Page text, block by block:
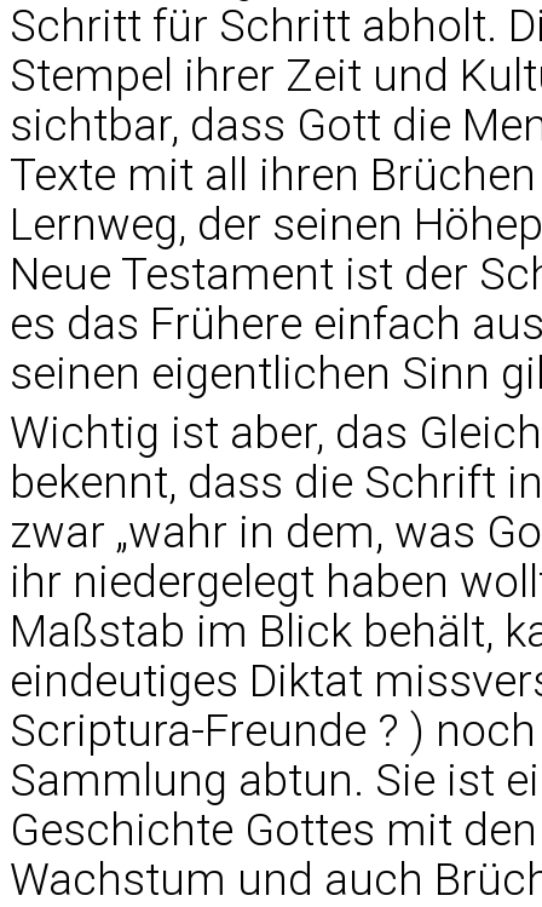
Schritt für Schritt abholt.
Stempel ihrer Zeit und
sichtbar, dass Gott die
Texte mit all ihren
Lernweg, der seinen
Neue Testament ist der
es das Frühere einfach
seinen eigentlichen Sinn
Wichtig ist aber, das
bekennt, dass die Schrift
zwar „wahr in dem, was
ihr niedergelegt haben
Maßstab im Blick behält,
eindeutiges Diktat
Scriptura-Freunde ? )
Sammlung abtun. Sie ist
Geschichte Gottes mit
Wachstum und auch